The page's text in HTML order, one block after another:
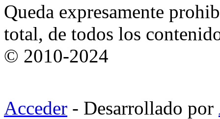
Queda expresamente
total, de todos los
© 2010-2024
Acceder - Desarrollado por